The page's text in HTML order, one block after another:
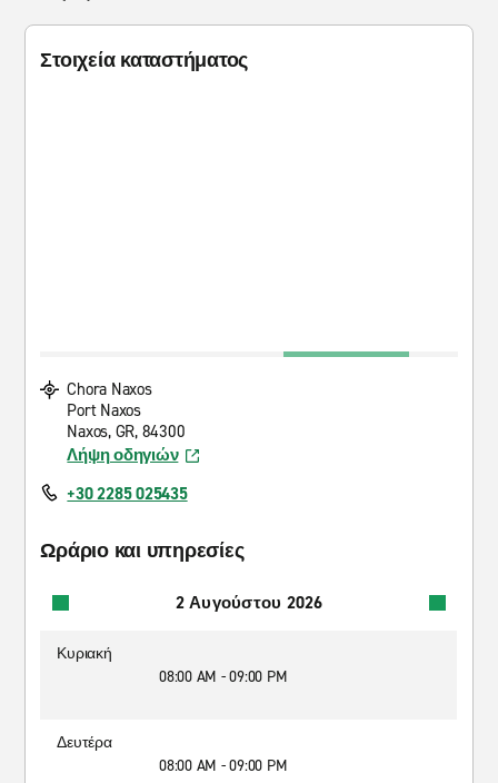
Στοιχεία καταστήματος
Chora Naxos
Port Naxos
Naxos, GR, 84300
Λήψη οδηγιών
+30 2285 025435
Ωράριο και υπηρεσίες
2 Αυγούστου 2026
Κυριακή
08:00 AM - 09:00 PM
Δευτέρα
08:00 AM - 09:00 PM